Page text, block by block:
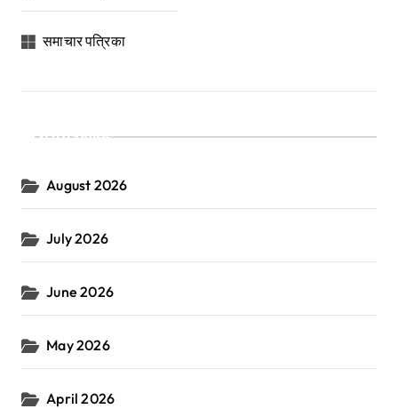
समाचार पत्रिका
Archives
August 2026
July 2026
June 2026
May 2026
April 2026